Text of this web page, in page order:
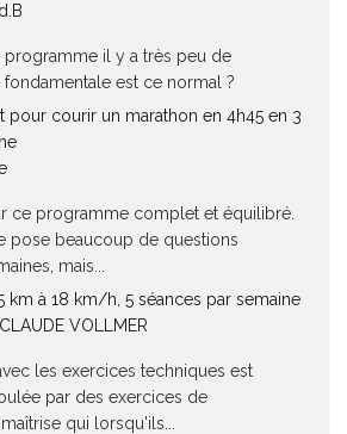
programme il y a très peu de
est ce normal ?
pour courir un marathon en 4h45 en 3
ce programme complet et équilibré.
pose beaucoup de questions
mais...
km à 18 km/h, 5 séances par semaine
VOLLMER
les exercices techniques est
par des exercices de
qui lorsqu'ils...